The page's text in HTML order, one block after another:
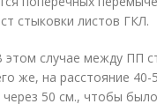
стыковки листов ГКЛ.
этом случае между ПП
же, на расстояние 40-
через 50 см., чтобы